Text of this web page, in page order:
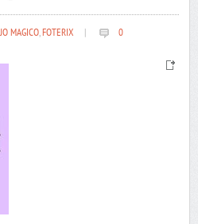
MAGICO,FOTERIX 0